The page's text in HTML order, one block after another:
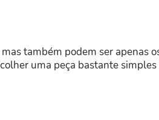
também podem ser apenas
uma peça bastante